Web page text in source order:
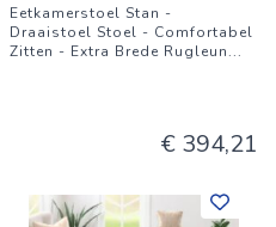
Eetkamerstoel Stan -
Draaistoel Stoel - Comfortabel
Zitten - Extra Brede Rugleun...
€ 394,21